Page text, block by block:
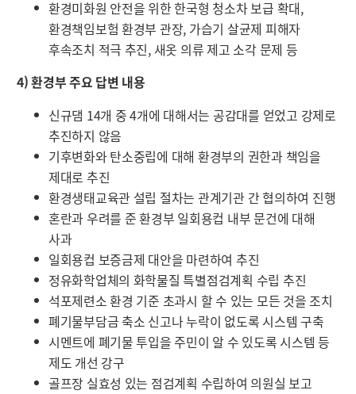
환경미화원 안전을 위한 한국형 청소차 보급 확대,
환경책임보험 환경부 관장, 가습기 살균제 피해자
후속조치 적극 추진, 새옷 의류 제고 소각 문제 등
4) 환경부 주요 답변 내용
신규댐 14개 중 4개에 대해서는 공감대를 얻었고 강제로
추진하지 않음
기후변화와 탄소중립에 대해 환경부의 권한과 책임을
제대로 추진
환경생태교육관 설립 절차는 관계기관 간 협의하여 진행
혼란과 우려를 준 환경부 일회용컵 내부 문건에 대해
사과
일회용컵 보증금제 대안을 마련하여 추진
정유화학업체의 화학물질 특별점검계획 수립 추진
석포제련소 환경 기준 초과시 할 수 있는 모든 것을 조치
폐기물부담금 축소 신고나 누락이 없도록 시스템 구축
시멘트에 폐기물 투입을 주민이 알 수 있도록 시스템 등
제도 개선 강구
골프장 실효성 있는 점검계획 수립하여 의원실 보고